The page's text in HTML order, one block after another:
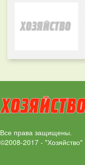
Все права защищены.
©2008-2017 - "Хозяйство"